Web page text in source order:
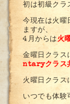
初は初級クラ
今現在は火曜
ますが、
4月からは 火
金曜日クラス
ntaryクラス
火曜日クラス
いつでも体験